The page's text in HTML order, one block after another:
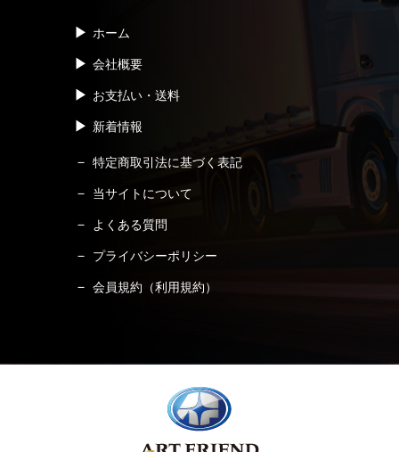
ホーム
会社概要
お支払い・送料
新着情報
特定商取引法に基づく表記
当サイトについて
よくある質問
プライバシーポリシー
会員規約（利用規約）